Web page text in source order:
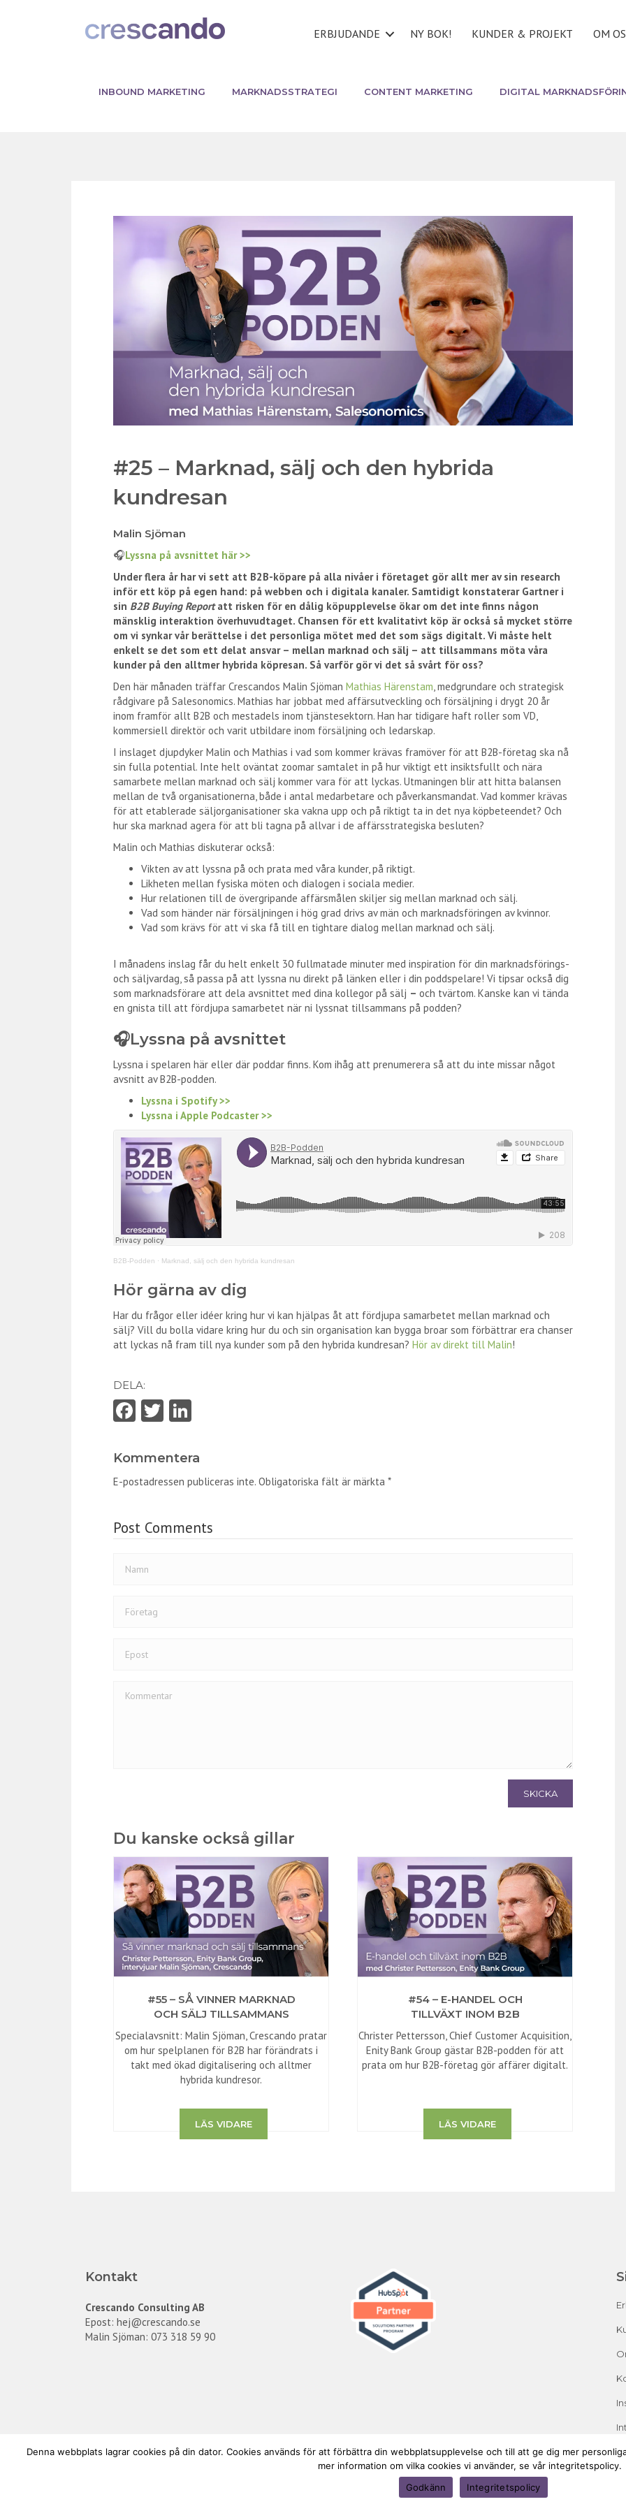
ERBJUDANDE NY BOK! KUNDER & PROJEKT OM
INBOUND MARKETING MARKNADSSTRATEGI CONTENT MARKETING DIGITAL
#25 – Marknad, sälj och den hybrida
kundresan
Malin Sjöman
🎧Lyssna på avsnittet här >>
Under flera år har vi sett att B2B-köpare på alla nivåer i företaget gör allt mer av sin research
inför ett köp på egen hand: på webben och i digitala kanaler. Samtidigt konstaterar Gartner i
sin B2B Buying Reportatt risken för en dålig köpupplevelse ökar om det inte finns någon
mänsklig interaktion överhuvudtaget. Chansen för ett kvalitativt köp är också så mycket större
om vi synkar vår berättelse i det personliga mötet med det som sägs digitalt. Vi måste helt
enkelt se det som ett delat ansvar – mellan marknad och sälj – att tillsammans möta våra
kunder på den alltmer hybrida köpresan. Så varför gör vi det så svårt för oss?
Den här månaden träffar Crescandos Malin Sjöman Mathias Härenstam, medgrundare och strategisk
rådgivare på Salesonomics. Mathias har jobbat med affärsutveckling och försäljning i drygt 20 år
inom framför allt B2B och mestadels inom tjänstesektorn. Han har tidigare haft roller som VD,
kommersiell direktör och varit utbildare inom försäljning och ledarskap.
I inslaget djupdyker Malin och Mathias i vad som kommer krävas framöver för att B2B-företag ska nå
sin fulla potential. Inte helt oväntat zoomar samtalet in på hur viktigt ett insiktsfullt och nära
samarbete mellan marknad och sälj kommer vara för att lyckas. Utmaningen blir att hitta balansen
mellan de två organisationerna, både i antal medarbetare och påverkansmandat. Vad kommer krävas
för att etablerade säljorganisationer ska vakna upp och på riktigt ta in det nya köpbeteendet? Och
hur ska marknad agera för att bli tagna på allvar i de affärsstrategiska besluten?
Malin och Mathias diskuterar också:
Vikten av att lyssna på och prata med våra kunder, på riktigt.
Likheten mellan fysiska möten och dialogen i sociala medier.
Hur relationen till de övergripande affärsmålen skiljer sig mellan marknad och sälj.
Vad som händer när försäljningen i hög grad drivs av män och marknadsföringen av kvinnor.
Vad som krävs för att vi ska få till en tightare dialog mellan marknad och sälj.
I månadens inslag får du helt enkelt 30 fullmatade minuter med inspiration för din marknadsförings-
och säljvardag, så passa på att lyssna nu direkt på länken eller i din poddspelare! Vi tipsar också dig
som marknadsförare att dela avsnittet med dina kollegor på sälj – och tvärtom. Kanske kan vi tända
en gnista till att fördjupa samarbetet när ni lyssnat tillsammans på podden?
🎧Lyssna på avsnittet
Lyssna i spelaren här eller där poddar finns. Kom ihåg att prenumerera så att du inte missar något
avsnitt av B2B-podden.
Lyssna i Spotify >>
Lyssna i Apple Podcaster >>
B2B-Podden · Marknad, sälj och den hybrida kundresan
Hör gärna av dig
Har du frågor eller idéer kring hur vi kan hjälpas åt att fördjupa samarbetet mellan marknad och
sälj? Vill du bolla vidare kring hur du och sin organisation kan bygga broar som förbättrar era chanser
att lyckas nå fram till nya kunder som på den hybrida kundresan? Hör av direkt till Malin!
DELA:
Fa
b
o
k
T
itt
er
e
dI
Kommentera
E-postadressen publiceras inte. Obligatoriska fält är märkta *
Post Comments
SKICKA
Du kanske också gillar
#55 – SÅ VINNER MARKNAD
OCH SÄLJ TILLSAMMANS
Specialavsnitt: Malin Sjöman, Crescando pratar
om hur spelplanen för B2B har förändrats i
takt med ökad digitalisering och alltmer
hybrida kundresor.
LÄS VIDARE
#54 – E-HANDEL OCH
TILLVÄXT INOM B2B
Christer Pettersson, Chief Customer Acquisition,
Enity Bank Group gästar B2B-podden för att
prata om hur B2B-företag gör affärer digitalt.
LÄS VIDARE
Kontakt
Crescando Consulting AB
Epost: hej@crescando.se
Malin Sjöman: 073 318 59 90
Copyright Crescando 2026. All rights reserved.
Denna webbplats lagrar cookies på din dator. Cookies används för att förbättra din webbplatsupplevelse och till att ge dig mer
mer information om vilka cookies vi använder, se vår integritetspolicy.
Godkänn
Integritetspolicy